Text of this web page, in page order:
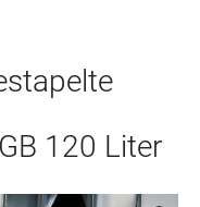
120 Liter